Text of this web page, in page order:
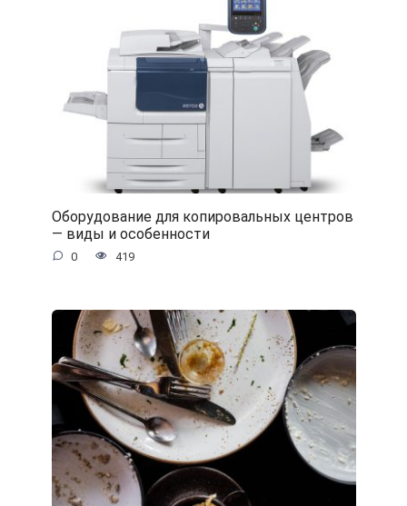
Оборудование для копировальных центров
— виды и особенности
0 419